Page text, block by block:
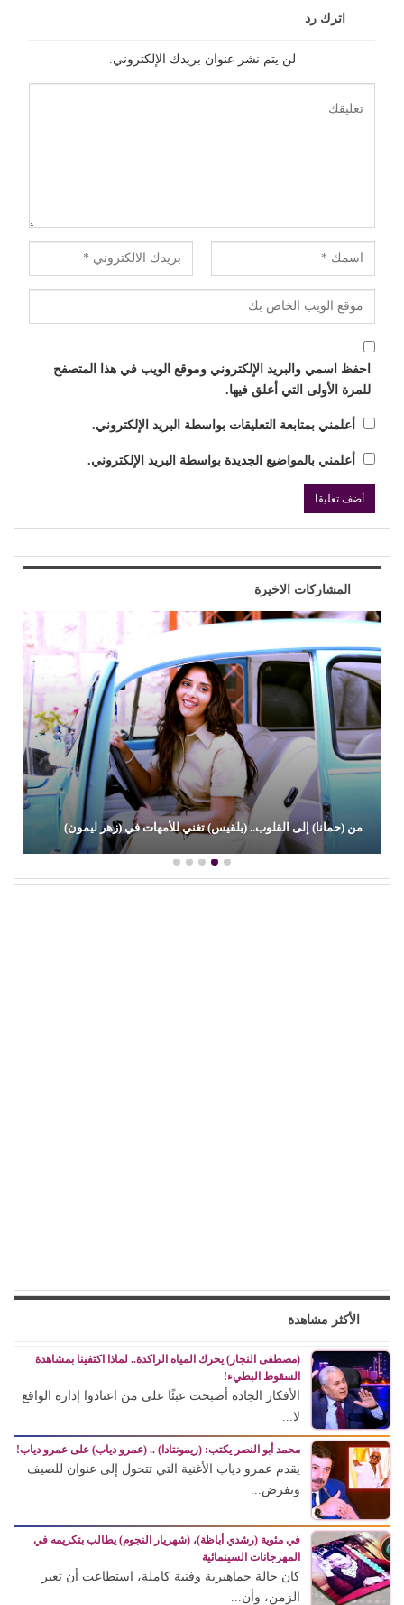
اترك رد
لن يتم نشر عنوان بريدك الإلكتروني.
احفظ اسمي والبريد الإلكتروني وموقع الويب في هذا المتصفح
للمرة الأولى التي أعلق فيها.
أعلمني بمتابعة التعليقات بواسطة البريد الإلكتروني.
أعلمني بالمواضيع الجديدة بواسطة البريد الإلكتروني.
المشاركات الاخيرة
من (حمانا) إلى القلوب.. (بلقيس) تغني للأمهات في (زهر ليمون)
الأكثر مشاهدة
(مصطفى النجار) يحرك المياه الراكدة.. لماذا اكتفينا بمشاهدة
السقوط البطيء!
الأفكار الجادة أصبحت عبئًا على من اعتادوا إدارة الواقع
لا...
محمد أبو النصر يكتب: (ريمونتادا) .. (عمرو دياب) على عمرو دياب!
يقدم عمرو دياب الأغنية التي تتحول إلى عنوان للصيف
وتفرض...
في مئوية (رشدي أباظة)، (شهريار النجوم) يطالب بتكريمه في
المهرجانات السينمائية
كان حالة جماهيرية وفنية كاملة، استطاعت أن تعبر
الزمن، وأن...